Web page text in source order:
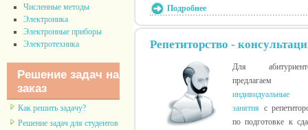
Численные методы
Электроника
Электронные приборы
Электротехника
Решение задач на
заказ
Как решить задачу?
Решение задач для студентов
Подробнее
Репетиторство -
Для
предлагаем
индивидуальные
занятия с
по подготовке к